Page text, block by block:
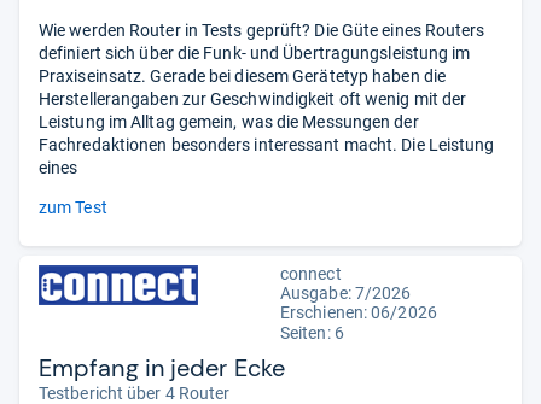
Wie werden Router in Tests geprüft? Die Güte eines Routers
definiert sich über die Funk- und Übertragungsleistung im
Praxiseinsatz. Gerade bei diesem Gerätetyp haben die
Herstellerangaben zur Geschwindigkeit oft wenig mit der
Leistung im Alltag gemein, was die Messungen der
Fachredaktionen besonders interessant macht. Die Leistung
eines
zum Test
connect
Ausgabe: 7/2026
Erschienen:06/2026
Seiten: 6
Empfang in jeder Ecke
Testbericht über 4 Router